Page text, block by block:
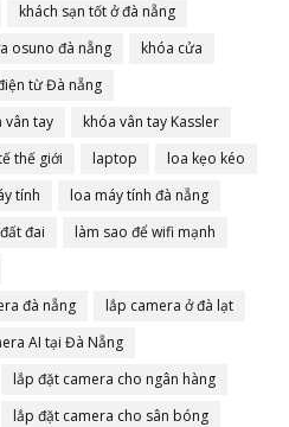
khách sạn tốt ở đà nẵng
osuno đà nẵng
khóa cửa
từ Đà nẵng
vân tay
khóa vân tay Kassler
thế giới laptop
loa kẹo kéo
tính
loa máy tính đà nẵng
đai
làm sao để wifi mạnh
đà nẵng
lắp camera ở đà lạt
AI tại Đà Nẵng
lắp đặt camera cho ngân hàng
lắp đặt camera cho sân bóng